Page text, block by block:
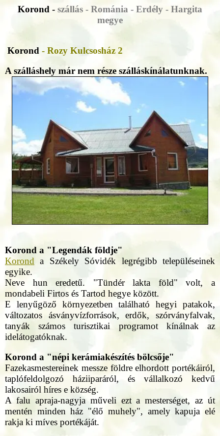
Korond - szállás - Románia - Erdély - Hargita
megye
Korond - Rozy Kulcsosház 2
A szálláshely már nem része szálláskínálatunknak.
Korond a "Legendák földje"
Korond a Székely Sóvidék legrégibb településeinek
egyike.
Neve hun eredetű. "Tündér lakta föld" volt, a
mondabeli Firtos és Tartod hegye között.
E lenyűgöző környezetben található hegyi patakok,
változatos ásványvízforrások, erdők, szórványfalvak,
tanyák számos turisztikai programot kínálnak az
idelátogatóknak.
Korond a "népi kerámiakészítés bölcsője"
Fazekasmestereinek messze földre elhordott portékáiról,
taplófeldolgozó háziiparáról, és vállalkozó kedvű
lakosairól híres e község.
A falu apraja-nagyja műveli ezt a mesterséget, az út
mentén minden ház "élő muhely", amely kapuja elé
rakja ki míves portékáját.